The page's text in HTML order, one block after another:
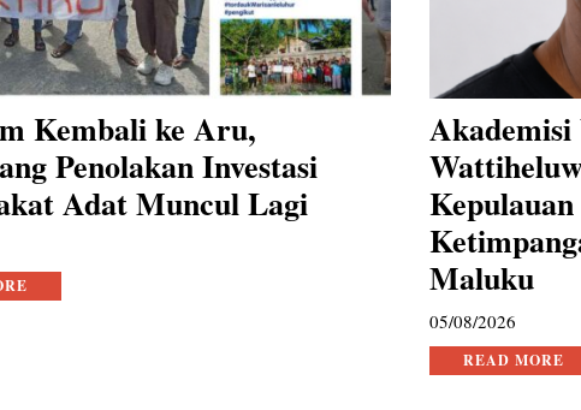
Kembali ke Aru,
Penolakan Investasi
Adat Muncul Lagi
Maluku
05/08/2026
READ MORE